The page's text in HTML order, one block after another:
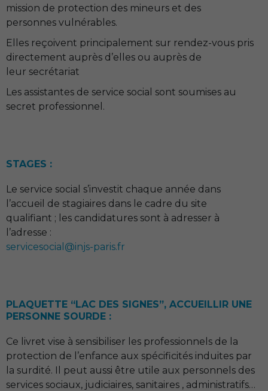
mission de protection des mineurs et des
personnes vulnérables.
Elles reçoivent principalement sur rendez-vous pris
directement auprès d’elles ou auprès de
leur secrétariat
Les assistantes de service social sont soumises au
secret professionnel.
STAGES :
Le service social s’investit chaque année dans
l’accueil de stagiaires dans le cadre du site
qualifiant ; les candidatures sont à adresser à
l’adresse :
servicesocial@injs-paris.fr
PLAQUETTE “LAC DES SIGNES”, ACCUEILLIR UNE
PERSONNE SOURDE :
Ce livret vise à sensibiliser les professionnels de la
protection de l’enfance aux spécificités induites par
la surdité. Il peut aussi être utile aux personnels des
services sociaux, judiciaires, sanitaires , administratifs…